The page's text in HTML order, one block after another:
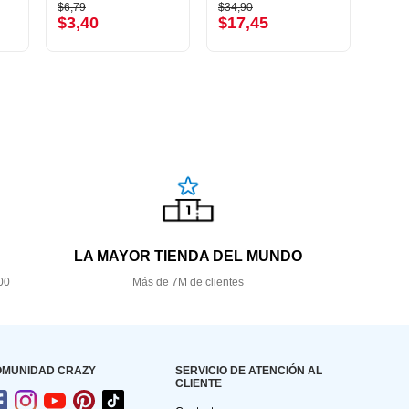
$6,79
$3,40
$34,90
$17,45
LA MAYOR TIENDA DEL MUNDO
Más de 7M de clientes
CRAZY
SERVICIO DE ATENCIÓN AL
CLIENTE